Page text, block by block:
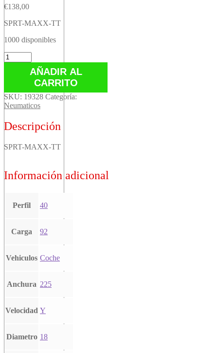
€138,00
SPRT-MAXX-TT
1000 disponibles
SPRT-
MAXX-
AÑADIR AL
CARRITO
SKU: 19328 Categoría:
Neumaticos
Descripción
SPRT-MAXX-TT
Información adicional
Perfil 40
Carga 92
Vehiculos Coche
Anchura 225
Velocidad Y
Diametro 18